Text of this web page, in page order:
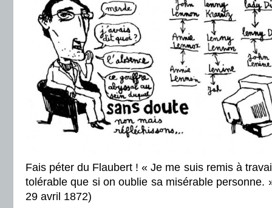
Fais péter du Flaubert ! « Je me suis remis à
tolérable que si on oublie sa misérable personne.
29 avril 1872)